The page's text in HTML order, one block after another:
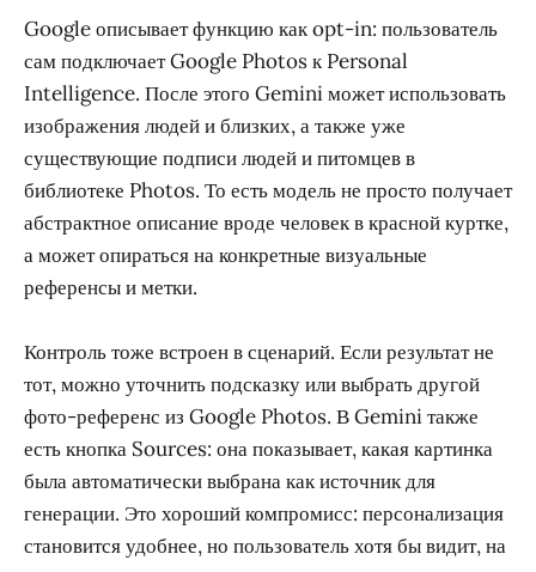
Google описывает функцию как opt-in: пользователь
сам подключает Google Photos к Personal
Intelligence. После этого Gemini может использовать
изображения людей и близких, а также уже
существующие подписи людей и питомцев в
библиотеке Photos. То есть модель не просто получает
абстрактное описание вроде человек в красной куртке,
а может опираться на конкретные визуальные
референсы и метки.
Контроль тоже встроен в сценарий. Если результат не
тот, можно уточнить подсказку или выбрать другой
фото-референс из Google Photos. В Gemini также
есть кнопка Sources: она показывает, какая картинка
была автоматически выбрана как источник для
генерации. Это хороший компромисс: персонализация
становится удобнее, но пользователь хотя бы видит, на